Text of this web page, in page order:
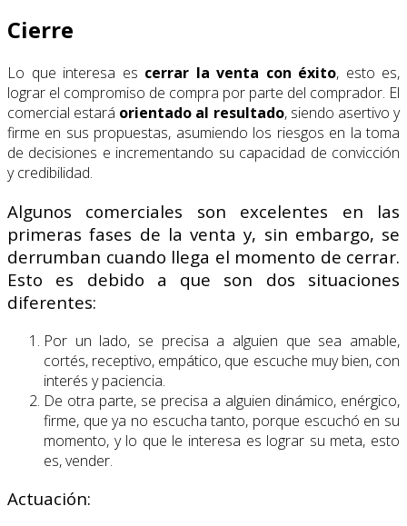
Cierre
Lo que interesa es cerrar la venta con éxito, esto es,
lograr el compromiso de compra por parte del comprador. El
comercial estará orientado al resultado, siendo asertivo y
firme en sus propuestas, asumiendo los riesgos en la toma
de decisiones e incrementando su capacidad de convicción
y credibilidad.
Algunos comerciales son excelentes en las
primeras fases de la venta y, sin embargo, se
derrumban cuando llega el momento de cerrar.
Esto es debido a que son dos situaciones
diferentes:
Por un lado, se precisa a alguien que sea amable,
cortés, receptivo, empático, que escuche muy bien, con
interés y paciencia.
De otra parte, se precisa a alguien dinámico, enérgico,
firme, que ya no escucha tanto, porque escuchó en su
momento, y lo que le interesa es lograr su meta, esto
es, vender.
Actuación: